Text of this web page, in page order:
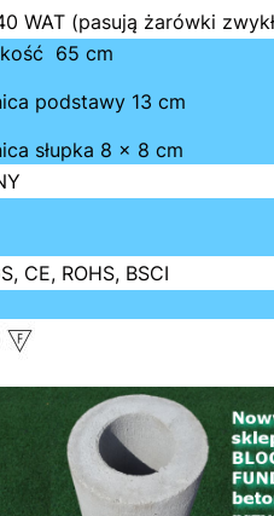
WAT (pasują żarówki
65 cm
podstawy 13 cm
słupka 8 x 8 cm
CE, ROHS, BSCI